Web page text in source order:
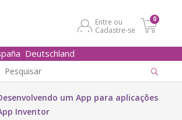
Entre ou
Cadastre-se
0
Deutschland
um App para aplicações
Inventor